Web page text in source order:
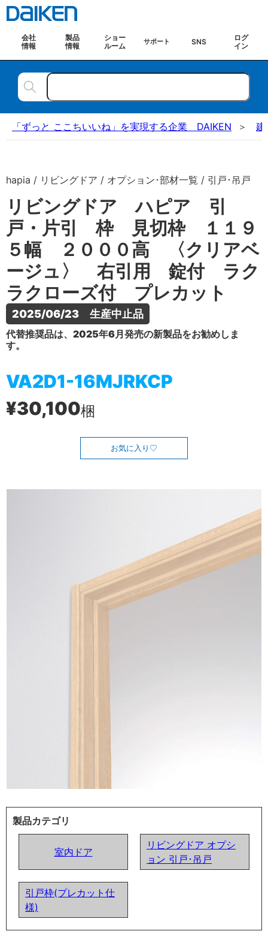
会社
情報
製品
情報
ショー
ルーム
サポート SNS
ログ
イン
「ずっと ここちいいね」を実現する企業 DAIKEN 建
hapia / リビングドア / オプション･部材一覧 / 引戸･吊戸
リビングドア ハピア 引
戸・片引 枠 見切枠 １１９
５幅 ２０００高 〈クリアベ
ージュ〉 右引用 錠付 ラク
ラクローズ付 プレカット
2025/06/23　生産中止品
代替推奨品は、2025年6月発売の新製品をお勧めしま
す。
VA2D1-16MJRKCP
¥30,100梱
お気に入り
製品カテゴリ
室内ドア
リビングドア オプシ
ョン 引戸･吊戸
引戸枠(プレカット仕
様)